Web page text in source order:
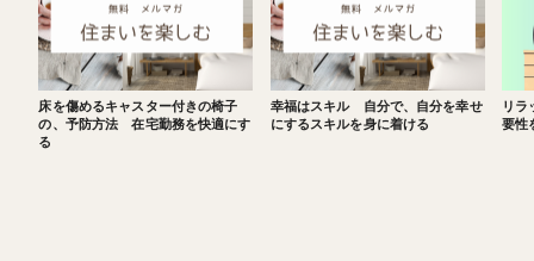
床を傷めるキャスター付きの椅子
の、予防方法 在宅勤務を快適にす
る
幸福はスキル 自分で、自分を幸せ
にするスキルを身に着ける
リラ
要性